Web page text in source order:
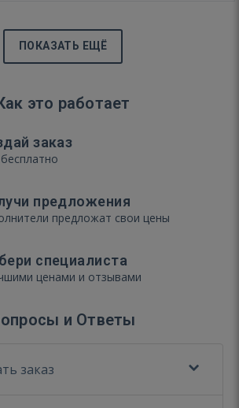
ПОКАЗАТЬ ЕЩЁ
это работает
заказ
предложения
предложат свои цены
специалиста
ценами и отзывами
и Ответы
заказ